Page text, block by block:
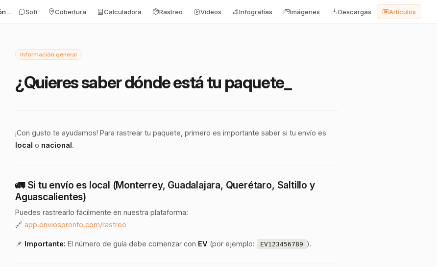
Información general Sofi Cobertura Calculadora Rastreo Videos Infografías Imágenes Descargas Artículos
Información general
¿Quieres saber dónde está tu paquete_
¡Con gusto te ayudamos! Para rastrear tu paquete, primero es importante saber si tu envío es
local o nacional.
🚛 Si tu envío es local (Monterrey, Guadalajara, Querétaro, Saltillo y
Aguascalientes)
Puedes rastrearlo fácilmente en nuestra plataforma:
🔗 app.enviospronto.com/rastreo
📌 Importante: El número de guía debe comenzar con EV (por ejemplo: EV123456789 ).